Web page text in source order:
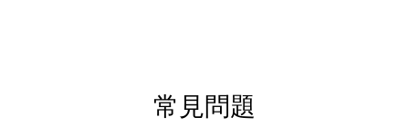
常見問題